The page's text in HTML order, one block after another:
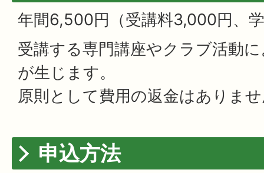
年間6,500円（受講料3,000円、
受講する専門講座やクラブ活動
が生じます。
原則として費用の返金はありま
申込方法